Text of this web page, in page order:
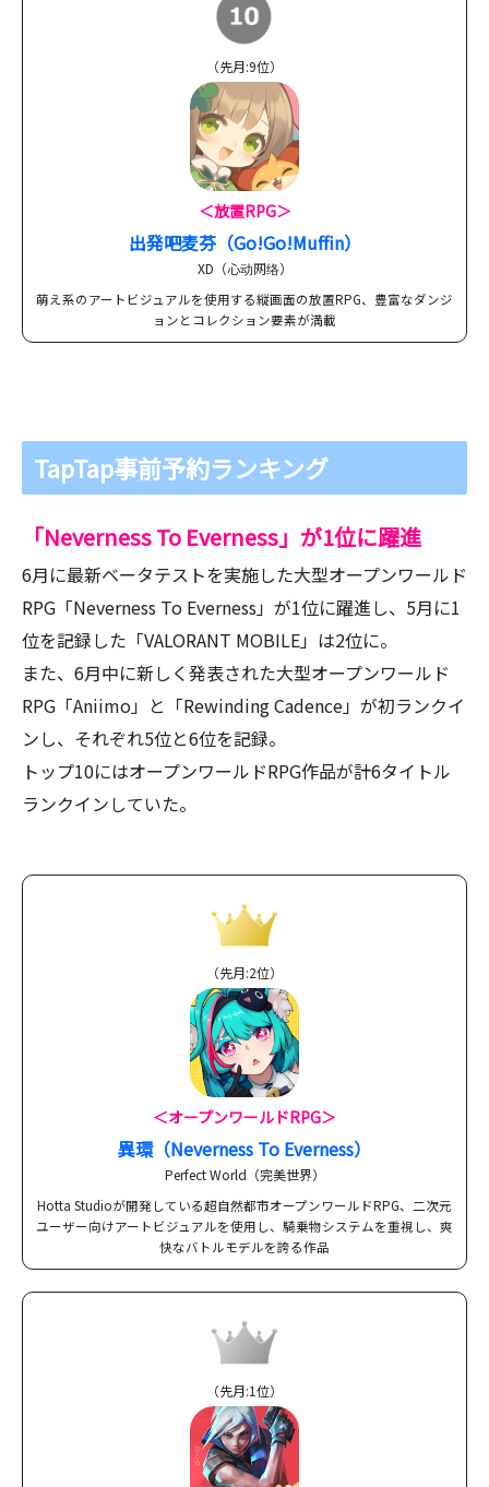
（先月:9位）
＜放置RPG＞
出発吧麦芬（Go!Go!Muffin）
XD（心动网络）
萌え系のアートビジュアルを使用する縦画面の放置RPG、豊富なダンジ
ョンとコレクション要素が満載
TapTap事前予約ランキング
「Neverness To Everness」が1位に躍進
6月に最新ベータテストを実施した大型オープンワールド
RPG「Neverness To Everness」が1位に躍進し、5月に1
位を記録した「VALORANT MOBILE」は2位に。
また、6月中に新しく発表された大型オープンワールド
RPG「Aniimo」と「Rewinding Cadence」が初ランクイ
ンし、それぞれ5位と6位を記録。
トップ10にはオープンワールドRPG作品が計6タイトル
ランクインしていた。
（先月:2位）
＜オープンワールドRPG＞
異環（Neverness To Everness）
Perfect World（完美世界）
Hotta Studioが開発している超自然都市オープンワールドRPG、二次元
ユーザー向けアートビジュアルを使用し、騎乗物システムを重視し、爽
快なバトルモデルを誇る作品
（先月:1位）